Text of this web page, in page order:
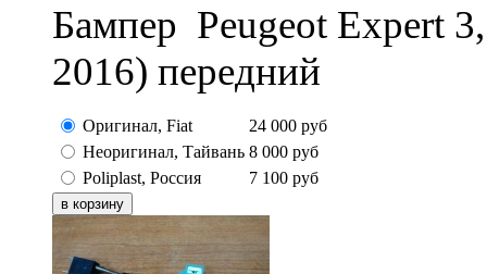
Бампер Peugeot Expert
2016) передний
Оригинал, Fiat 24 000 руб
Неоригинал, Тайвань 8 000 руб
Poliplast, Россия
7 100 руб